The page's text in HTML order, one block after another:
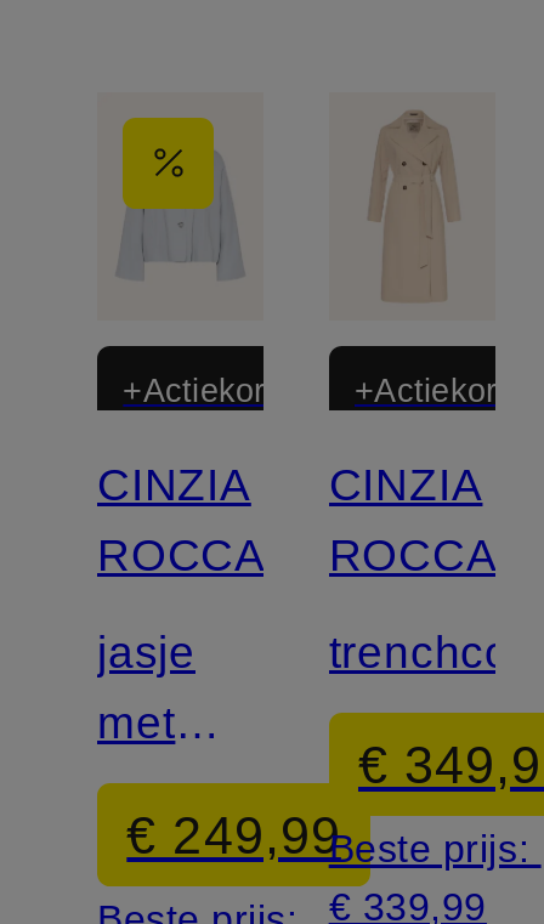
+Actiekorting
CINZIA
ROCCA
jasje
met
kraag
€ 249,99
CINZIA
ROCCA
€
Beste prijs:
€ 339,99